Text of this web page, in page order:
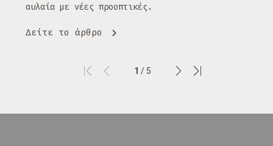
αυλαία με νέες προοπτικές.
Δείτε το άρθρο
1 / 5